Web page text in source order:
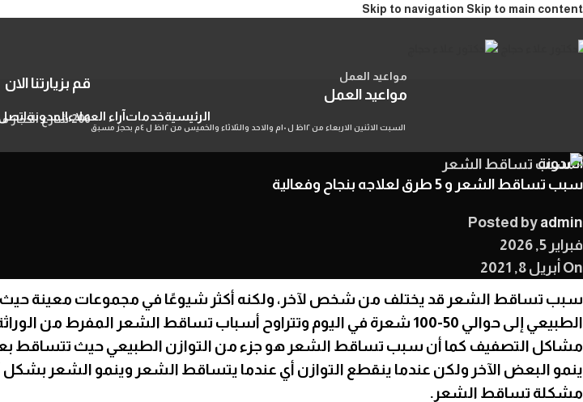
Skip to navigation Skip to main content
مواعيد العمل
مواعيد العمل
السبت الاثنين الاربعاء من ١٢ظ ل ١٠م والاحد والثلاثاء والخميس من ١٢ظ ل ٤م بحجز مسبق
قم بزيارتنا الان
206 شارع الحجاز مصر الجديدة اعلي صيدلية ١٩٠١١ الدور التاني شقة ٥ الرئيسيةخدماتآراء العملاءالمدونةاتصل
المدونة
سبب تساقط الشعر و 5 طرق لعلاجه بنجاح وفعالية
Posted by admin
فبراير 5, 2026
On أبريل 8, 2021
سبب تساقط الشعر قد يختلف من شخص لآخر، ولكنه أكثر شيوعًا في مجموعات معينة
الطبيعي إلى حوالي 50-100 شعرة في اليوم وتتراوح أسباب تساقط الشعر المفرط من
مشاكل التصفيف كما أن سبب تساقط الشعر هو جزء من التوازن الطبيعي حيث تتساقط
ينمو البعض الآخر ولكن عندما ينقطع التوازن أي عندما يتساقط الشعر وينمو الشعر بشكل
مشكلة تساقط الشعر.